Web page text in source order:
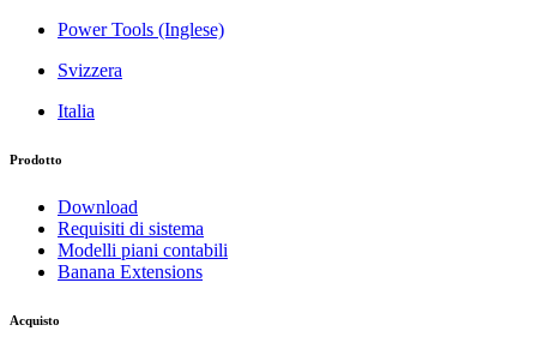
Power Tools (Inglese)
Svizzera
Italia
Prodotto
Download
Requisiti di sistema
Modelli piani contabili
Banana Extensions
Acquisto